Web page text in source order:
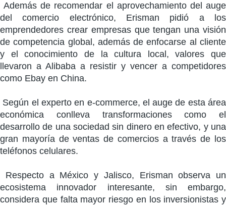
Además de recomendar el aprovechamiento del auge
del comercio electrónico, Erisman pidió a los
emprendedores crear empresas que tengan una visión
de competencia global, además de enfocarse al cliente
y el conocimiento de la cultura local, valores que
llevaron a Alibaba a resistir y vencer a competidores
como Ebay en China.
Según el experto en e-commerce, el auge de esta área
económica conlleva transformaciones como el
desarrollo de una sociedad sin dinero en efectivo, y una
gran mayoría de ventas de comercios a través de los
teléfonos celulares.
Respecto a México y Jalisco, Erisman observa un
ecosistema innovador interesante, sin embargo,
considera que falta mayor riesgo en los inversionistas y